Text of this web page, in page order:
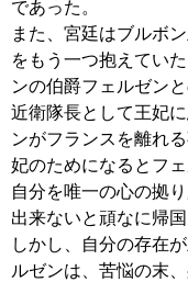
であった。
また、宮廷はブルボ
をもう一つ抱えてい
ンの伯爵フェルゼン
近衛隊長として王妃
ンがフランスを離れ
妃のためになるとフ
自分を唯一の心の拠
出来ないと頑なに帰国
しかし、自分の存在
ルゼンは、苦悩の末